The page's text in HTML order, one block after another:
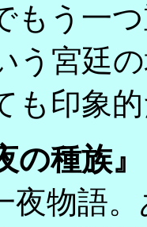
もう一
う宮廷
も印象
の種族
物語